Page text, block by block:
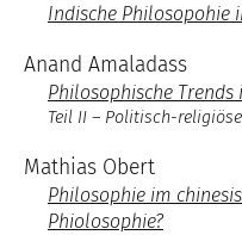
Indische Philosopohie
Anand Amaladass
Philosophische
Teil II – Politisch-
Mathias Obert
Philosophie im
Phiolosophie?